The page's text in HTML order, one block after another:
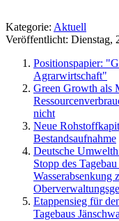
Kategorie: Aktuell
Veröffentlicht: Dienstag,
Positionspapier:
Agrarwirtschaft"
Green Growth als
nicht
Neue
Bestandsaufnahme
Deutsche
Stopp des
Wasserabsenkung
Etappensieg für
Tagebaus